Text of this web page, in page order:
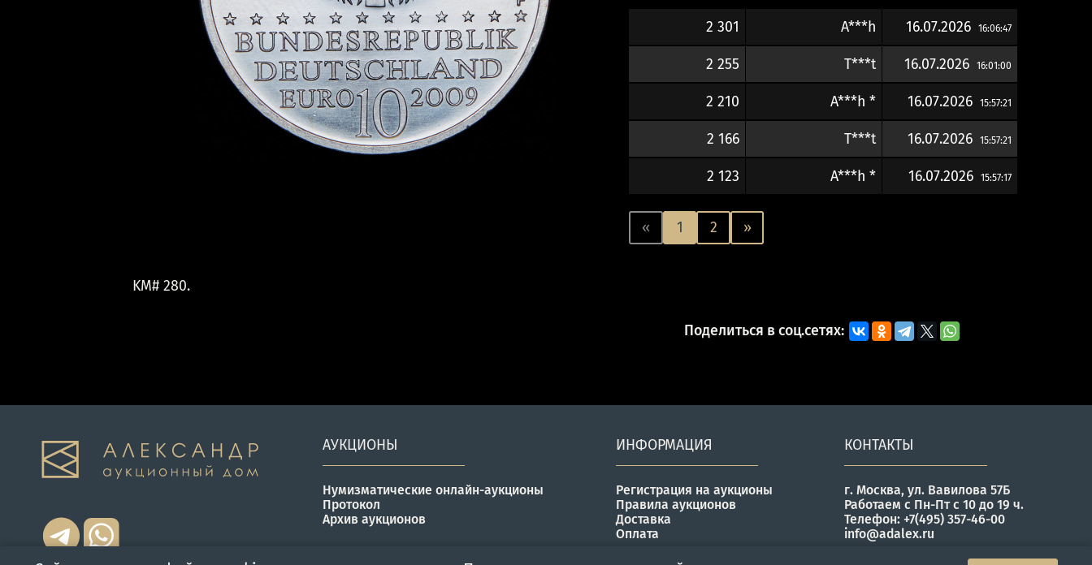
2 301 A***h 16.07.2026 16:06:47
2 255 T***t 16.07.2026 16:01:00
2 210 A***h * 16.07.2026 15:57:21
2 166 T***t 16.07.2026 15:57:21
2 123 A***h * 16.07.2026 15:57:17
« 1 2 »
KM# 280.
Поделиться в соц.сетях:
АУКЦИОНЫ
Нумизматические онлайн-аукционы
Протокол
Архив аукционов
ИНФОРМАЦИЯ
Регистрация на аукционы
Правила аукционов
Доставка
Оплата
КОНТАКТЫ
г. Москва, ул. Вавилова 57Б
Работаем с Пн-Пт с 10 до 19 ч.
Телефон: +7(495) 357-46-00
info@adalex.ru